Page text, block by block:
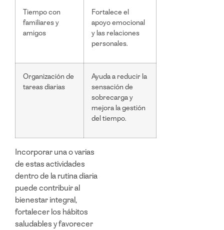
Tiempo con
familiares y
amigos
Fortalece el
apoyo emocional
y las relaciones
personales.
Organización de
tareas diarias
Ayuda a reducir la
sensación de
sobrecarga y
mejora la gestión
del tiempo.
Incorporar una o varias
de estas actividades
dentro de la rutina diaria
puede contribuir al
bienestar integral,
fortalecer los hábitos
saludables y favorecer